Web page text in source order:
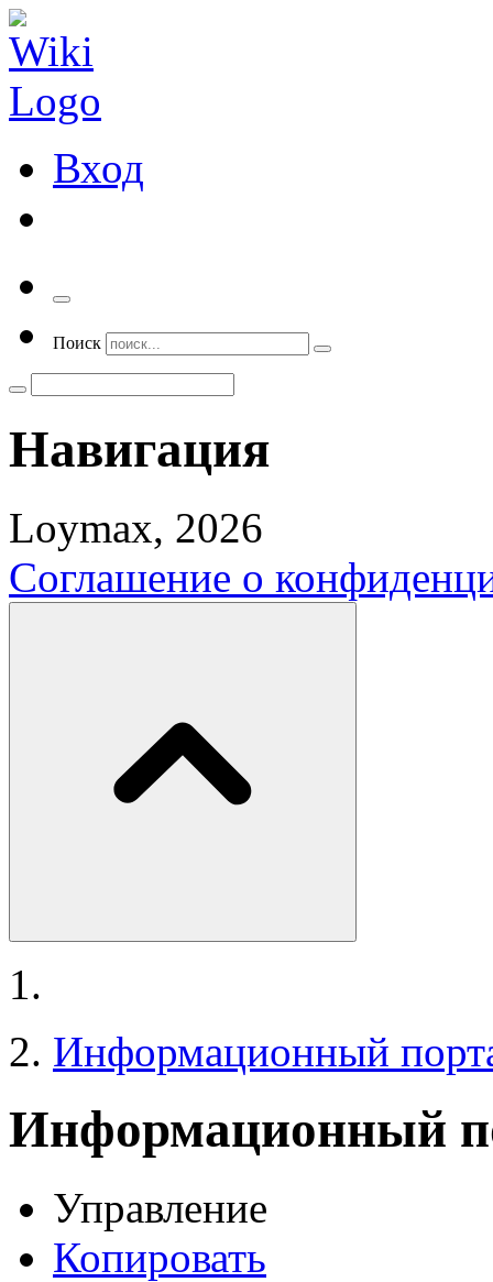
Вход
Переключить
Поиск
Навигация
Loymax, 2026
Соглашение о
Информационный
Информационный
Управление
Копировать